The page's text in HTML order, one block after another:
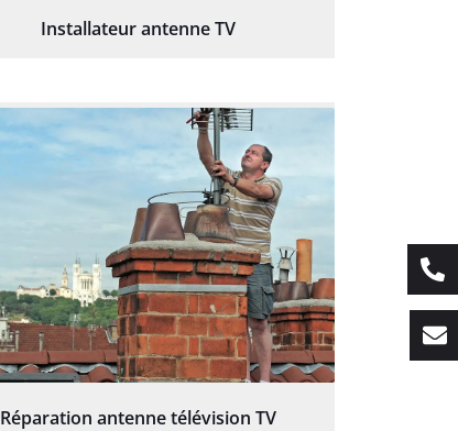
Installateur antenne TV
Réparation antenne télévision TV